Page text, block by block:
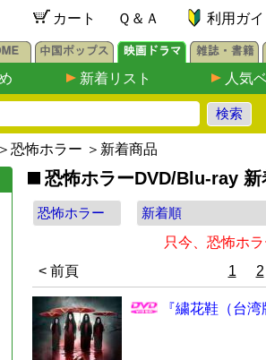
カート Ｑ＆Ａ 利用ガイ
新着リスト 人気
＞ 恐怖ホラー ＞新着商品
恐怖ホラーDVD/Blu-ray 新
只今、恐怖ホ
< 前頁
1 2
『繍花鞋（台